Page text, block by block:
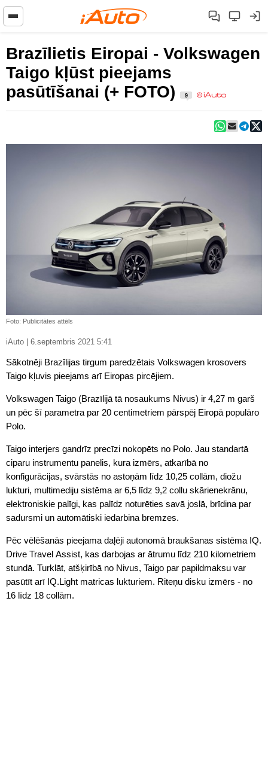
Brazīlietis Eiropai - Volkswagen
Taigo kļūst pieejams
pasūtīšanai (+ FOTO)
9
Foto: Publicitātes attēls
iAuto | 6.septembris 2021 5:41
Sākotnēji Brazīlijas tirgum paredzētais Volkswagen krosovers
Taigo kļuvis pieejams arī Eiropas pircējiem.
Volkswagen Taigo (Brazīlijā tā nosaukums Nivus) ir 4,27 m garš
un pēc šī parametra par 20 centimetriem pārspēj Eiropā populāro
Polo.
Taigo interjers gandrīz precīzi nokopēts no Polo. Jau standartā
ciparu instrumentu panelis, kura izmērs, atkarībā no
konfigurācijas, svārstās no astoņām līdz 10,25 collām, diožu
lukturi, multimediju sistēma ar 6,5 līdz 9,2 collu skārienekrānu,
elektroniskie palīgi, kas palīdz noturēties savā joslā, brīdina par
sadursmi un automātiski iedarbina bremzes.
Pēc vēlēšanās pieejama daļēji autonomā braukšanas sistēma IQ.
Drive Travel Assist, kas darbojas ar ātrumu līdz 210 kilometriem
stundā. Turklāt, atšķirībā no Nivus, Taigo par papildmaksu var
pasūtīt arī IQ.Light matricas lukturiem. Riteņu disku izmērs - no
16 līdz 18 collām.